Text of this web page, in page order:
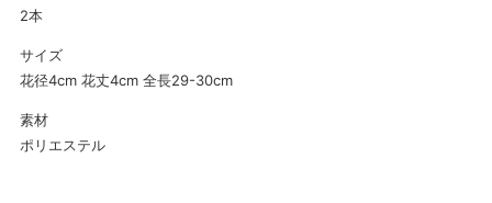
2本
サイズ
花径4cm 花丈4cm 全長29-30cm
素材
ポリエステル